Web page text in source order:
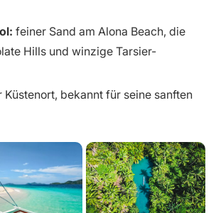
feiner Sand am Alona Beach, die
Hills und winzige Tarsier-
Küstenort, bekannt für seine sanften